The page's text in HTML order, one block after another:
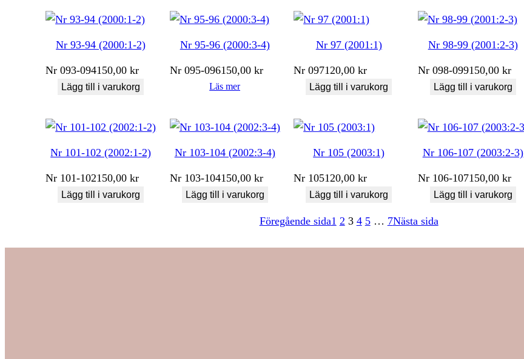
Nr 93-94 (2000:1-2)
Nr 093-094150,00kr
Lägg till i varukorg
Nr 95-96 (2000:3-4)
Nr 095-096150,00 kr
Läs mer
Nr 97 (2001:1)
Nr 097120,00kr
Lägg till i varukorg
Nr 98-99 (2001:2-3)
Nr 098-099150,00 kr
Lägg till i varukorg
Nr 101-102 (2002:1-2)
Nr 101-102150,00kr
Lägg till i varukorg
Nr 103-104 (2002:3-4)
Nr 103-104150,00 kr
Lägg till i varukorg
Nr 105 (2003:1)
Nr 105120,00kr
Lägg till i varukorg
Nr 106-107 (2003:2-3)
Nr 106-107150,00 kr
Lägg till i varukorg
Föregående sida1 2 3 4 5 … 7Nästa sida